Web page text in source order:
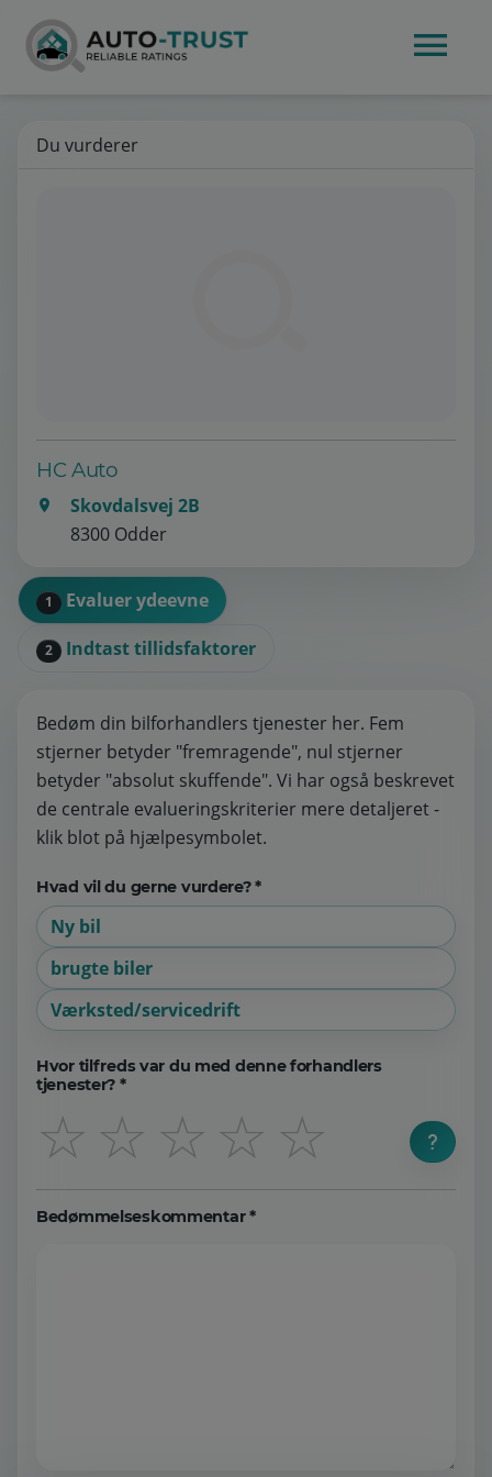
Du vurderer
HC Auto
Skovdalsvej 2B
8300 Odder
1 Evaluer ydeevne
2 Indtast tillidsfaktorer
Bedøm din bilforhandlers tjenester her. Fem
stjerner betyder "fremragende", nul stjerner
betyder "absolut skuffende". Vi har også beskrevet
de centrale evalueringskriterier mere detaljeret -
klik blot på hjælpesymbolet.
Hvad vil du gerne vurdere? *
Ny bil
brugte biler
Værksted/servicedrift
Hvor tilfreds var du med denne forhandlers
tjenester? *
☆
☆
☆
☆
☆
Bedømmelseskommentar *